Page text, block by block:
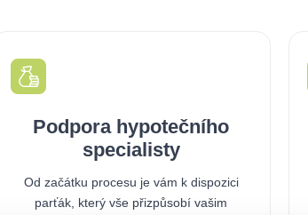
Podpora hypotečního
specialisty
Od začátku procesu je vám k dispozici
parťák, který vše přizpůsobí vašim